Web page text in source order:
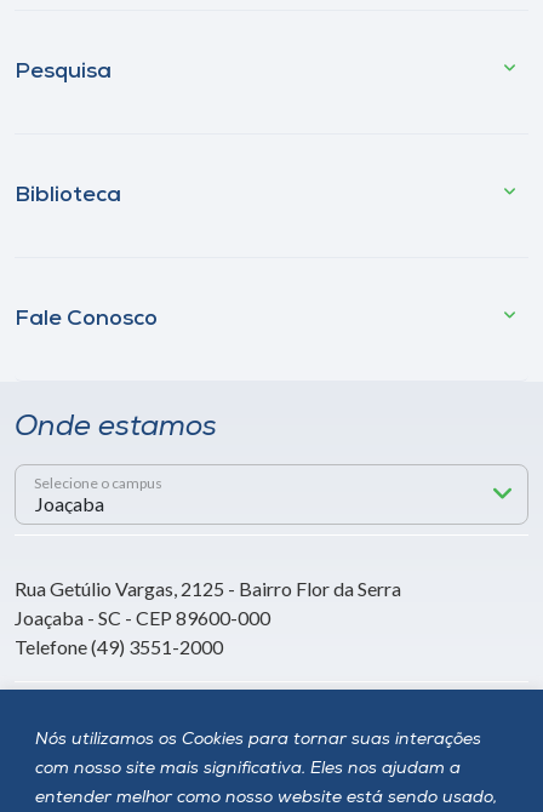
Nós utilizamos os Cookies para tornar suas interações
com nosso site mais significativa. Eles nos ajudam a
entender melhor como nosso website está sendo usado,
Pesquisa
Biblioteca
Fale Conosco
Onde estamos
Selecione o campus
Rua Getúlio Vargas, 2125 - Bairro Flor da Serra
Joaçaba - SC - CEP 89600-000
Telefone (49) 3551-2000
Siga a Unoesc